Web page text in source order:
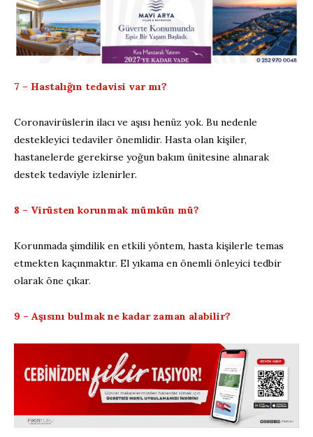
7 – Hastalığın tedavisi var mı?
Coronavirüslerin ilacı ve aşısı henüz yok. Bu nedenle
destekleyici tedaviler önemlidir. Hasta olan kişiler,
hastanelerde gerekirse yoğun bakım ünitesine alınarak
destek tedaviyle izlenirler.
8 – Virüsten korunmak mümkün mü?
Korunmada şimdilik en etkili yöntem, hasta kişilerle temas
etmekten kaçınmaktır. El yıkama en önemli önleyici tedbir
olarak öne çıkar.
9 – Aşısını bulmak ne kadar zaman alabilir?